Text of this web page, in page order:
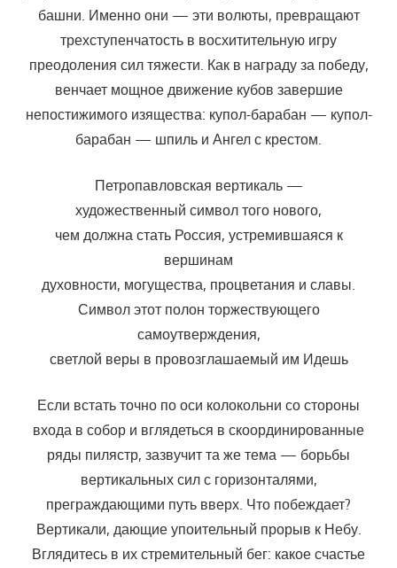
башни. Именно они — эти волюты, превращают
трехступенчатость в восхитительную игру
преодоления сил тяжести. Как в награду за победу,
венчает мощное движение кубов завершие
непостижимого изящества: купол-барабан — купол-
барабан — шпиль и Ангел с крестом.
Петропавловская вертикаль —
художественный символ того нового,
чем должна стать Россия, устремившаяся к
вершинам
духовности, могущества, процветания и славы.
Символ этот полон торжествующего
самоутверждения,
светлой веры в провозглашаемый им Идешь
Если встать точно по оси колокольни со стороны
входа в собор и вглядеться в скоординированные
ряды пилястр, зазвучит та же тема — борьбы
вертикальных сил с горизонталями,
преграждающими путь вверх. Что побеждает?
Вертикали, дающие упоительный прорыв к Небу.
Вглядитесь в их стремительный бег: какое счастье